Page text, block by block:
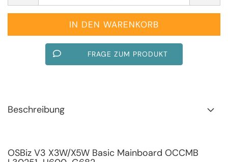
FRAGE ZUM PRODUKT
Beschreibung
OSBiz V3 X3W/X5W Basic Mainboard OCCMB